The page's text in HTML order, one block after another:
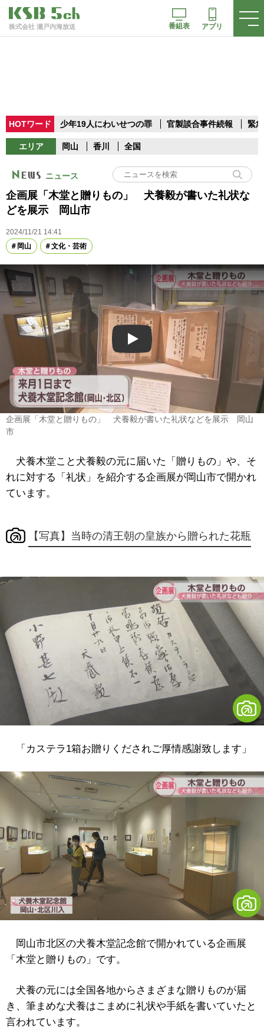
株式会社 瀬戸内海放送 番組表 アプリ
HOTワード 少年19人にわいせつの罪 官製談合事件続報 緊
エリア 岡山 香川 全国
ニュース
企画展「木堂と贈りもの」 犬養毅が書いた礼状な
どを展示 岡山市
2024/11/21 14:41
岡山
文化・芸術
Play
企画展「木堂と贈りもの」 犬養毅が書いた礼状などを展示 岡山
市
犬養木堂こと犬養毅の元に届いた「贈りもの」や、そ
れに対する「礼状」を紹介する企画展が岡山市で開かれ
ています。
【写真】当時の清王朝の皇族から贈られた花瓶
「カステラ1箱お贈りくだされご厚情感謝致します」
岡山市北区の犬養木堂記念館で開かれている企画展
「木堂と贈りもの」です。
犬養の元には全国各地からさまざまな贈りものが届
き、筆まめな犬養はこまめに礼状や手紙を書いていたと
言われています。